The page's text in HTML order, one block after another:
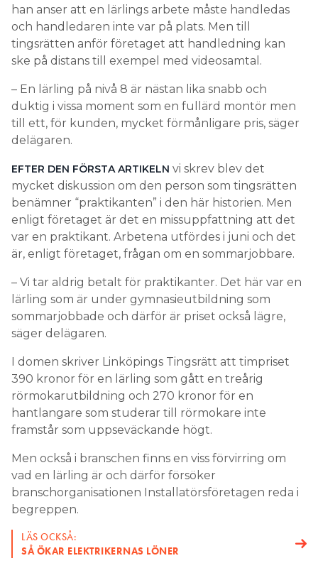
han anser att en lärlings arbete måste handledas
och handledaren inte var på plats. Men till
tingsrätten anför företaget att handledning kan
ske på distans till exempel med videosamtal.
– En lärling på nivå 8 är nästan lika snabb och
duktig i vissa moment som en fullärd montör men
till ett, för kunden, mycket förmånligare pris, säger
delägaren.
EFTER DEN FÖRSTA ARTIKELN vi skrev blev det
mycket diskussion om den person som tingsrätten
benämner “praktikanten” i den här historien. Men
enligt företaget är det en missuppfattning att det
var en praktikant. Arbetena utfördes i juni och det
är, enligt företaget, frågan om en sommarjobbare.
– Vi tar aldrig betalt för praktikanter. Det här var en
lärling som är under gymnasieutbildning som
sommarjobbade och därför är priset också lägre,
säger delägaren.
I domen skriver Linköpings Tingsrätt att timpriset
390 kronor för en lärling som gått en treårig
rörmokarutbildning och 270 kronor för en
hantlangare som studerar till rörmokare inte
framstår som uppseväckande högt.
Men också i branschen finns en viss förvirring om
vad en lärling är och därför försöker
branschorganisationen Installatörsföretagen reda i
begreppen.
LÄS OCKSÅ:
SÅ ÖKAR ELEKTRIKERNAS LÖNER